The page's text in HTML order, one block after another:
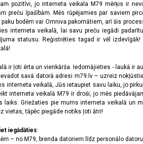
pozitīvi, jo interneta veikala M79 mērķis ir
preču īpašībām. Mēs rūpējamies par saviem
bodēm vai Omniva pakomātiem, arī šis
interneta veikalā, lai savu preču iegādi
statusu. Reģistrēties tagad ir vēl
ir ļoti ērta un vienkārša. Iedomājieties - laukā ir
savā datorā adresi m79.lv – uzreiz
interneta veikalā, Jūs ietaupiet savu laiku, jo
interneta veikalā M79 ir droši, jo mēs
laiks. Griežaties pie mums interneta veikalā un
vietas, tāpēc piegāde notiks ļoti ātri!
iegādāties:
– no M79, brenda datoriem līdz personālo